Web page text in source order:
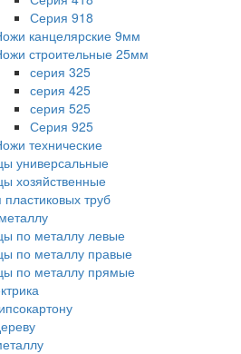
Серия 918
канцелярские 9мм
строительные 25мм
серия 325
серия 425
серия 525
Серия 925
технические
универсальные
хозяйственные
труб
по металлу левые
по металлу правые
по металлу прямые